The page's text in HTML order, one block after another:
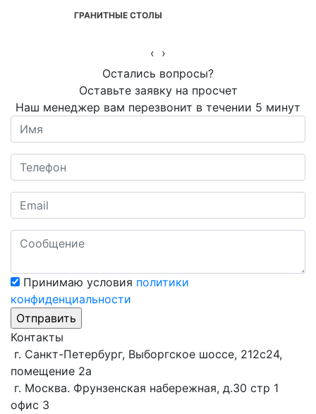
ГРАНИТНЫЕ СТОЛЫ
‹ ›
Остались вопросы?
Оставьте заявку на просчет
Наш менеджер вам перезвонит в течении 5 минут
Принимаю условия политики
конфиденциальности
Контакты
г. Санкт-Петербург, Выборгское шоссе, 212с24,
помещение 2а
г. Москва. Фрунзенская набережная, д.30 стр 1
офис 3